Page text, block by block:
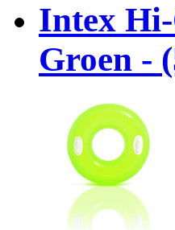
Intex
Groen -